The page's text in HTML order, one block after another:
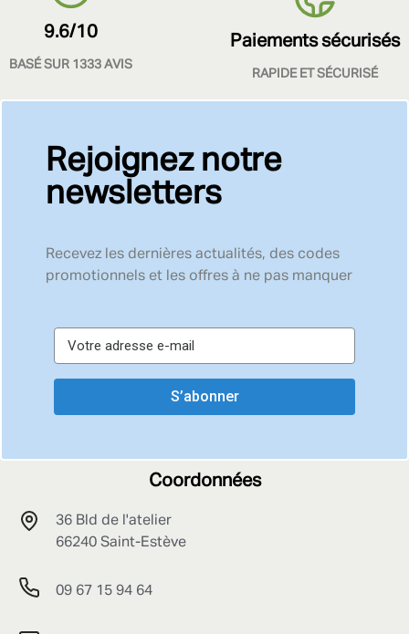
9.6/10
BASÉ SUR 1333 AVIS
Paiements sécurisés
RAPIDE ET SÉCURISÉ
Rejoignez notre
newsletters
Recevez les dernières actualités, des codes
promotionnels et les offres à ne pas manquer
S’abonner
Coordonnées
36 Bld de l'atelier
66240 Saint-Estève
09 67 15 94 64